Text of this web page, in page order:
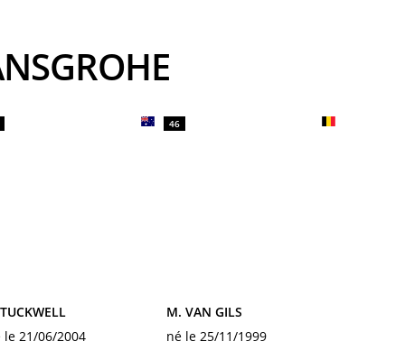
le 21/06/2004
46
M. VAN GILS
né le 25/11/1999